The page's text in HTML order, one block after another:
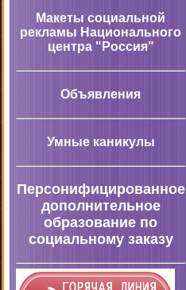
Макеты социальной
рекламы Национального
центра "Россия"
Объявления
Умные каникулы
Персонифицированное
дополнительное
образование по
социальному заказу